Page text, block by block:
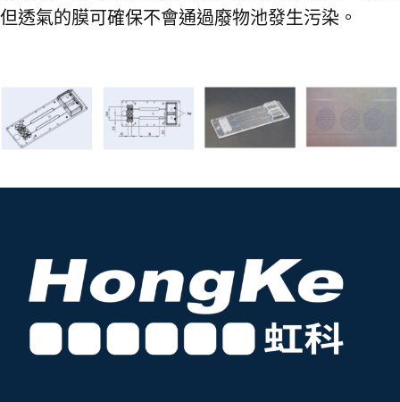
但透氣的膜可確保不會通過廢物池發生污染。